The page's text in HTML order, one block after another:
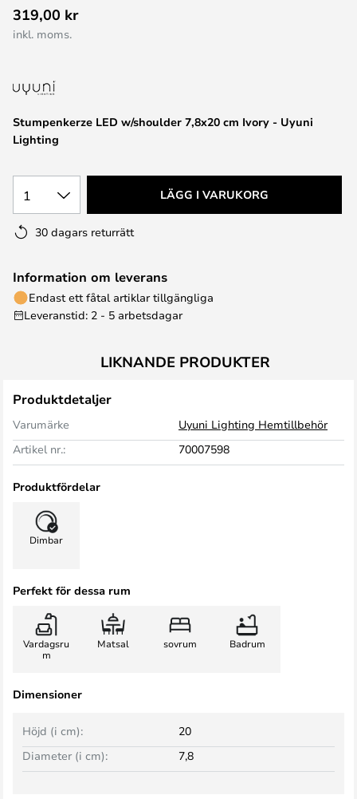
till
början
bildgalleriet
Stumpenkerze LED w/shoulder 7,8x20 cm Ivory - Uyuni
Lighting
319,00 kr
inkl. moms.
1 LÄGG I VARUKORG
30 dagars returrätt
Information om leverans
Endast ett fåtal artiklar tillgängliga
Leveranstid: 2 - 5 arbetsdagar
LIKNANDE PRODUKTER
Produktdetaljer
Varumärke
Uyuni Lighting Hemtillbehör
Artikel nr.:
70007598
Produktfördelar
Dimbar
Perfekt för dessa rum
Vardagsru
m
Matsal sovrum Badrum
Dimensioner
Höjd (i cm):
20
Diameter (i cm):
7,8